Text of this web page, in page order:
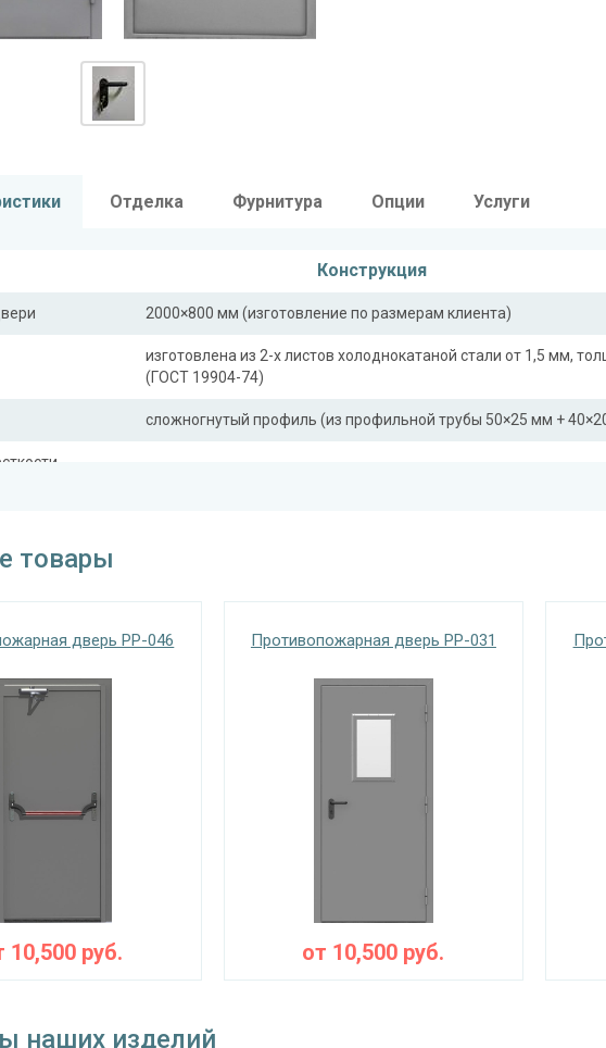
Отделка Фурнитура Опции Услуги
Конструкция
2000×800 мм (изготовление по размерам клиента)
изготовлена из 2-х листов холоднокатаной стали от 1,5 мм,
(ГОСТ 19904-74)
сложногнутый профиль (из профильной трубы 50×25 мм +
«Nemef» с личинкой-цилиндром
Особенности модели
левое / правое (на выбор)
товары
дверь PP-046
10,500руб.
Противопожарная дверь PP-031
от 10,500 руб.
наших изделий